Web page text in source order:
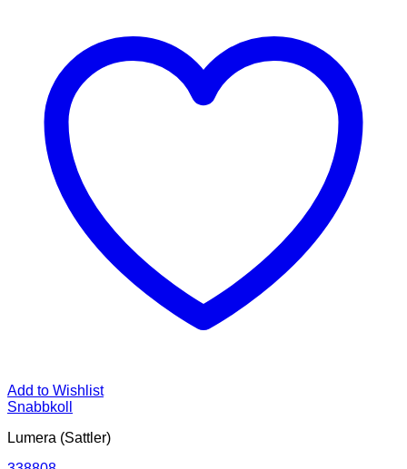
Add to Wishlist
Snabbkoll
Lumera (Sattler)